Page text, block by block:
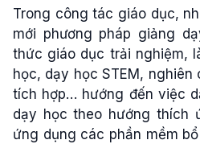
Trong công tác giáo dục,
mới phương pháp giảng
thức giáo dục trải nghiệm,
học, dạy học STEM,
tích hợp… hướng đến việc
dạy học theo hướng thích
ứng dụng các phần mềm